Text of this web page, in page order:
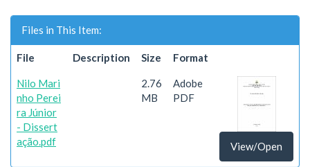
Files in This Item:
File Description Size Format
Nilo Mari
nho Perei
ra Júnior
- Dissert
ação.pdf
2.76
MB
Adobe
PDF
View/Open